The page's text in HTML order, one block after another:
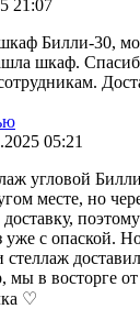
21:07
Билли-30,
шкаф.
05:21
угловой
месте, но
поэтому
уже с опаской.
стеллаж
мы в восторге
♡